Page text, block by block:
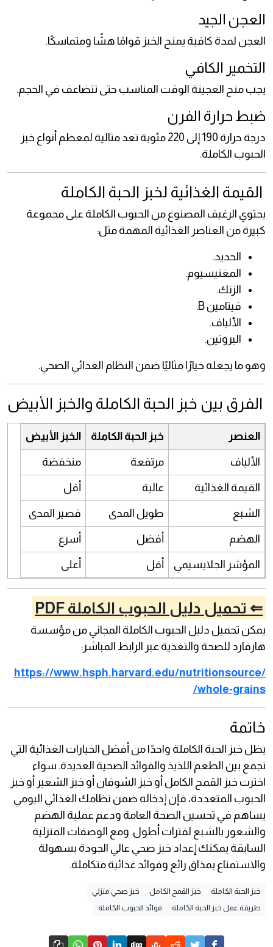
العجن الجيد
العجن لمدة كافية يمنح الخبز قوامًا هشًا ومتماسكًا.
التخمير الكافي
يجب منح العجينة الوقت المناسب حتى تتضاعف في الحجم.
ضبط حرارة الفرن
درجة حرارة 190 إلى 220 مئوية تعد مثالية لمعظم أنواع خبز
الحبوب الكاملة.
القيمة الغذائية لخبز الحبة الكاملة
يحتوي الرغيف المصنوع من الحبوب الكاملة على مجموعة
كبيرة من العناصر الغذائية المهمة مثل:
الحديد.
المغنيسيوم.
الزنك.
فيتامين B.
الألياف.
البروتين.
وهو ما يجعله خيارًا مثاليًا ضمن النظام الغذائي الصحي.
الفرق بين خبز الحبة الكاملة والخبز الأبيض
العنصر خبز الحبة الكاملة الخبز الأبيض
الألياف مرتفعة منخفضة
القيمة الغذائية عالية أقل
الشبع طويل المدى قصير المدى
الهضم أفضل أسرع
المؤشر الجلايسيمي أقل أعلى
⇐ تحميل دليل الحبوب الكاملة PDF
يمكن تحميل دليل الحبوب الكاملة المجاني من مؤسسة
هارفارد للصحة والتغذية عبر الرابط المباشر:
https://www.hsph.harvard.edu/nutritionsource/
whole-grains/
خاتمة
يظل خبز الحبة الكاملة واحدًا من أفضل الخيارات الغذائية التي
تجمع بين الطعم اللذيذ والفوائد الصحية العديدة. سواء
اخترت خبز القمح الكامل أو خبز الشوفان أو خبز الشعير أو خبز
الحبوب المتعددة، فإن إدخاله ضمن نظامك الغذائي اليومي
يساهم في تحسين الصحة العامة ودعم عملية الهضم
والشعور بالشبع لفترات أطول. ومع الوصفات المنزلية
السابقة يمكنك إعداد خبز صحي عالي الجودة بسهولة
والاستمتاع بمذاق رائع وفوائد غذائية متكاملة.
خبز الحبة الكاملة خبز القمح الكامل
خبز صحي منزلي
طريقة عمل خبز الحبة الكاملة
فوائد الحبوب الكاملة